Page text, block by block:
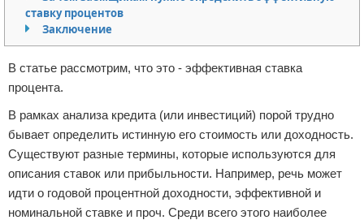
Отказ от ответственности
ставку процентов
Заключение
В статье рассмотрим, что это - эффективная ставка
процента.
В рамках анализа кредита (или инвестиций) порой трудно
бывает определить истинную его стоимость или доходность.
Существуют разные термины, которые используются для
описания ставок или прибыльности. Например, речь может
идти о годовой процентной доходности, эффективной и
номинальной ставке и проч. Среди всего этого наиболее